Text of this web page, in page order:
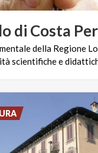
di Costa
della Regione
scientifichee